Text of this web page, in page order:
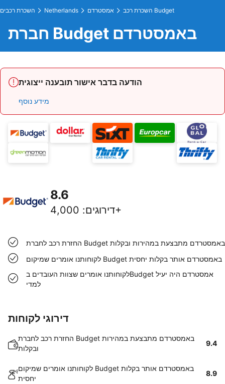
השכרת רכבים Netherlands אמסטרדם השכרת רכב Budget
חברת Budget באמסטרדם
הודעה בדבר אישור תובענה ייצוגית
מידע נוסף
8.6
דירוגים: 4,000+
החזרת רכב לחברת Budget באמסטרדם מתבצעת במהירות ובקלות
לקוחותנו אומרים שמיקום Budget באמסטרדם אותר בקלות יחסית
לקוחותנו אומרים שצוות העובדים בBudget אמסטרדם היה יעיל
למדי
דירוגי לקוחות
החזרת רכב לחברת Budget באמסטרדם מתבצעת במהירות
ובקלות
9.4
לקוחותנו אומרים שמיקום Budget באמסטרדם אותר בקלות
יחסית
8.9